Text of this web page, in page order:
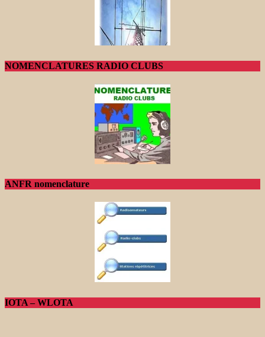
NOMENCLATURES RADIO CLUBS
ANFR nomenclature
IOTA – WLOTA